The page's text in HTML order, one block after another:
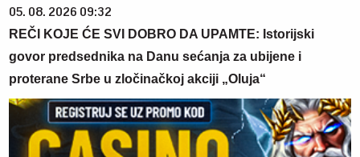
05. 08. 2026 09:32
REČI KOJE ĆE SVI DOBRO DA UPAMTE: Istorijski
govor predsednika na Danu sećanja za ubijene i
proterane Srbe u zločinačkoj akciji „Oluja“